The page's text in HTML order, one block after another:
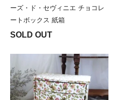
ーズ・ド・セヴィニエ チョコレ
ートボックス 紙箱
SOLD OUT